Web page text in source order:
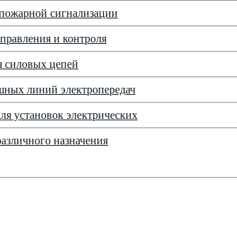
сигнализации
и контроля
силовых цепей
линий электропередач
установок электрических
назначения